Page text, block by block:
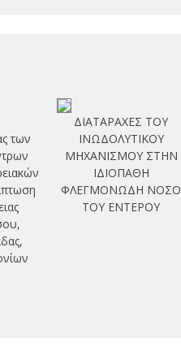
των
ΔΙΑΤΑΡΑΧΕΣ ΤΟΥ
ΙΝΩΔΟΛΥΤΙΚΟΥ
ΜΗΧΑΝΙΣΜΟΥ ΣΤΗΝ
ΙΔΙΟΠΑΘΗ
ΦΛΕΓΜΟΝΩΔΗ ΝΟΣΟ
ΤΟΥ ΕΝΤΕΡΟΥ